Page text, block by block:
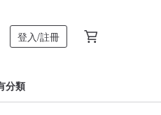
登入/註冊
分類